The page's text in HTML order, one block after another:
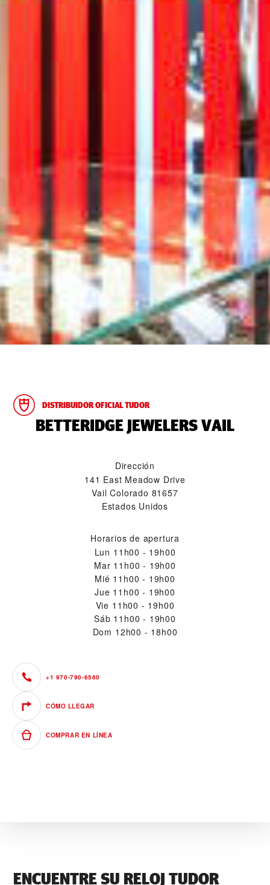
DISTRIBUIDOR OFICIAL TUDOR
‭BETTERIDGE JEWELERS VAIL‬
Dirección
141 East Meadow Drive
Vail Colorado 81657
Estados Unidos
Horarios de apertura
Lun 11h00 - 19h00
Mar 11h00 - 19h00
Mié 11h00 - 19h00
Jue 11h00 - 19h00
Vie 11h00 - 19h00
Sáb 11h00 - 19h00
Dom 12h00 - 18h00
+1 970-790-6560
CÓMO LLEGAR
COMPRAR EN LÍNEA
ENCUENTRE SU RELOJ TUDOR